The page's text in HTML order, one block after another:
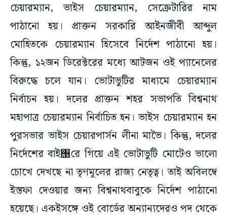
চেয়ারম্যান, ভাইস চেয়ারম্যান, সেক্রেটারির নাম
পাঠানো হয়। প্রাক্তন সরকারি আইনজীবী আব্দুল
মোহিতকে চেয়ারম্যান হিসেবে নির্দেশ পাঠানো হয়।
কিন্তু, ১২জন ডিরেক্টরের মধ্যে আটজন ওই প্যানেলের
বিরুদ্ধে চলে যান। ভোটাভুটির মাধ্যমে চেয়ারম্যান
নির্বাচন হয়। দলের প্রাক্তন শহর সভাপতি বিশ্বনাথ
মহাপাত্র চেয়ারম্যান নির্বাচিত হন। ভাইস চেয়ারম্যান হন
পুরসভার ভাইস চেয়ারপার্সন লীনা মাভৈ। কিন্তু, দলের
নির্দেশের বা‌ই঩রে গিয়ে এই ভোটাভুটি মোটেও ভালো
চোখে দেখছে না তৃণমূলের রাজ্য নেতৃত্ব। তাই অবিলম্বে
ইস্তফা দেওয়ার জন্য বিশ্বনাথবাবুকে নির্দেশ পাঠানো
হয়েছে। একইসঙ্গে ওই বোর্ডের অন্যান্যদেরও পদ থেকে